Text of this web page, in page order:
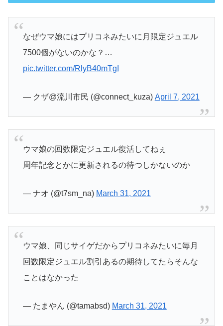
なぜウマ娘にはプリコネみたいに月限定ジュエル
7500個がないのかな？…
pic.twitter.com/RlyB40mTgI
— クザ@流川市民 (@connect_kuza) April 7, 2021
ウマ娘の回数限定ジュエル復活してねぇ
周年記念とかに更新されるの待つしかないのか
— ナオ (@t7sm_na) March 31, 2021
ウマ娘、同じサイゲだからプリコネみたいに毎月
回数限定ジュエル割引あるの期待してたらそんな
ことはなかった
— たまやん (@tamabsd) March 31, 2021